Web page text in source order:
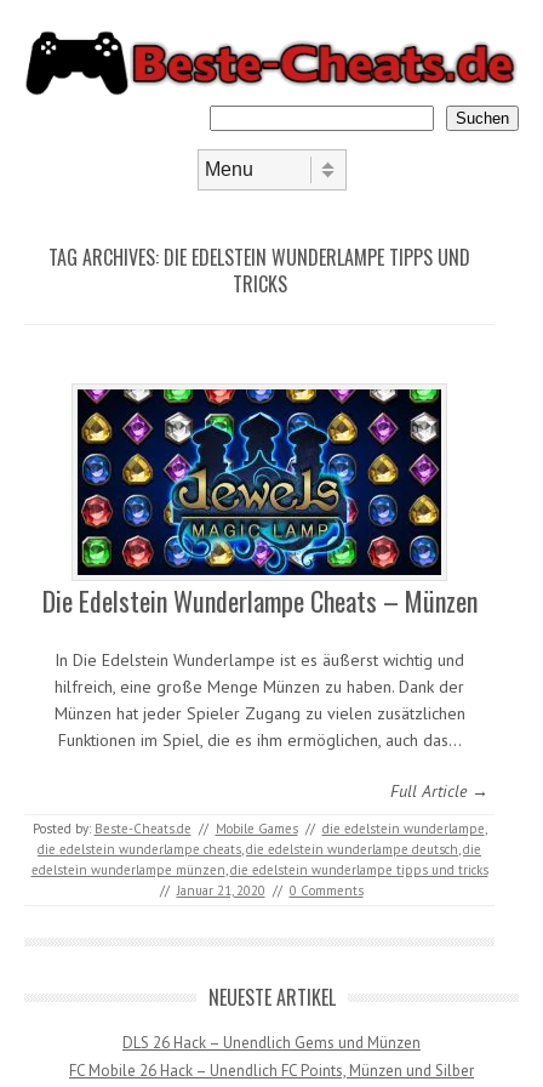
Suchen
TAG ARCHIVES: DIE EDELSTEIN WUNDERLAMPE TIPPS UND
TRICKS
Die Edelstein Wunderlampe Cheats – Münzen
In Die Edelstein Wunderlampe ist es äußerst wichtig und
hilfreich, eine große Menge Münzen zu haben. Dank der
Münzen hat jeder Spieler Zugang zu vielen zusätzlichen
Funktionen im Spiel, die es ihm ermöglichen, auch das…
Full Article →
Posted by: Beste-Cheats.de // Mobile Games // die edelstein wunderlampe
die edelstein wunderlampe cheats die edelstein wunderlampe deutsch die
edelstein wunderlampe münzen die edelstein wunderlampe tipps und tricks
// Januar 21, 2020 // 0 Comments
NEUESTE ARTIKEL
DLS 26 Hack – Unendlich Gems und Münzen
FC Mobile 26 Hack – Unendlich FC Points, Münzen und Silber